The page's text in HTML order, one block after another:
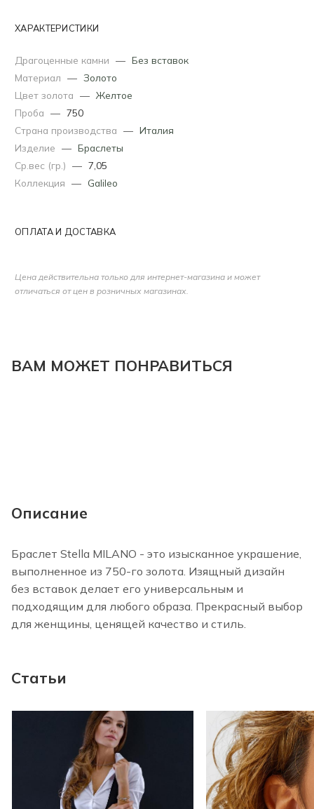
ХАРАКТЕРИСТИКИ
Драгоценные камни — Без вставок
Материал — Золото
Цвет золота — Желтое
Проба — 750
Страна производства — Италия
Изделие — Браслеты
Ср.вес (гр.) — 7,05
Коллекция — Galileo
ОПЛАТА И ДОСТАВКА
Цена действительна только для интернет-магазина и может
отличаться от цен в розничных магазинах.
ВАМ МОЖЕТ ПОНРАВИТЬСЯ
Описание
Браслет Stella MILANO - это изысканное украшение,
выполненное из 750-го золота. Изящный дизайн
без вставок делает его универсальным и
подходящим для любого образа. Прекрасный выбор
для женщины, ценящей качество и стиль.
Статьи